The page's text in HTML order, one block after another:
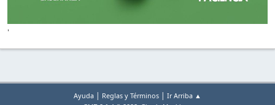
'
Ayuda | Reglas y Términos | Ir Arriba ▲